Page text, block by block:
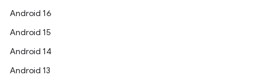
Android 16
Android 15
Android 14
Android 13